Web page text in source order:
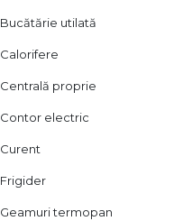
Bucătărie utilată
Calorifere
Centrală proprie
Contor electric
Curent
Frigider
Geamuri termopan